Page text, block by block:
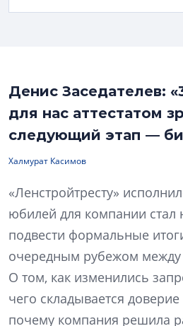
Денис Заседателев:
для нас аттестатом
следующий этап —
Халмурат Касимов
«Ленстройтресту»
юбилей для компании стал
подвести формальные
очередным рубежом между
О том, как изменились
чего складывается
почему компания решила